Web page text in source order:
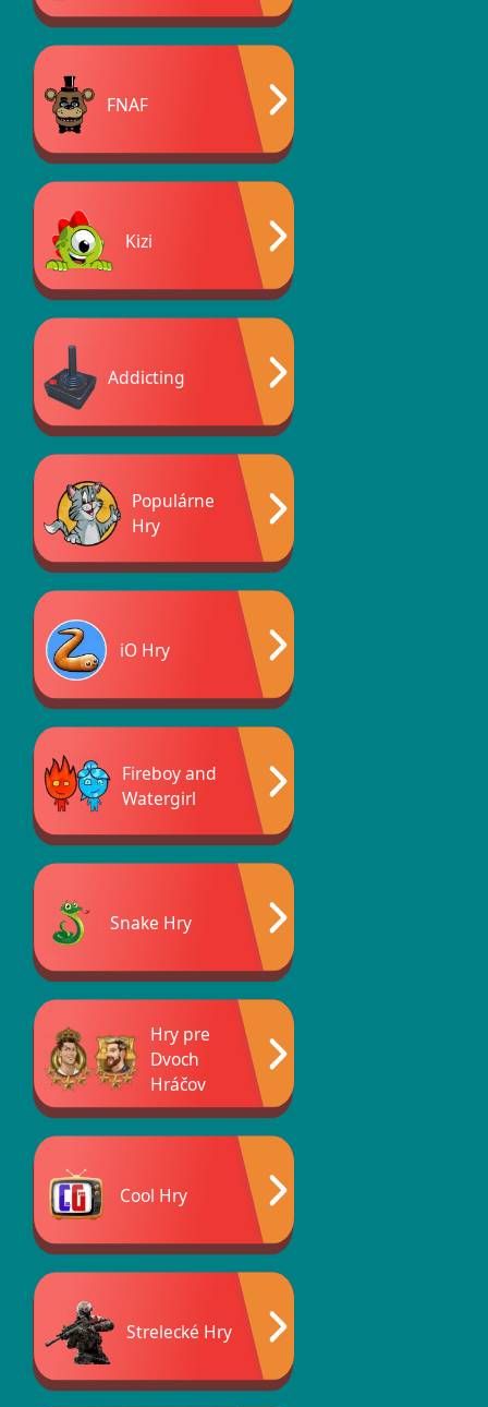
FNAF
Kizi
Addicting
Populárne
Hry
iO Hry
Fireboy and
Watergirl
Snake Hry
Hry pre
Dvoch
Hráčov
Cool Hry
Strelecké Hry